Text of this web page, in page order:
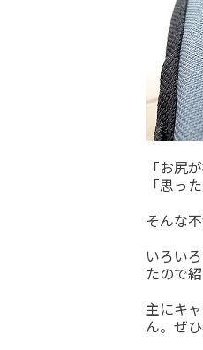
「お尻
「思っ
そんな
いろい
たので
主にキ
ん。ぜ